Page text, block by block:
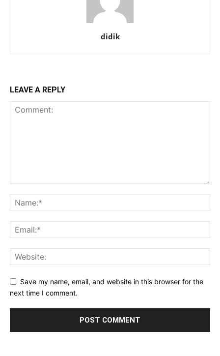
didik
LEAVE A REPLY
Save my name, email, and website in this browser for the
next time I comment.